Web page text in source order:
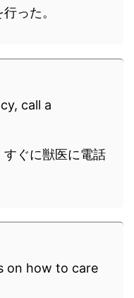
った。
call a
ぐに獣医に電話
on how to care